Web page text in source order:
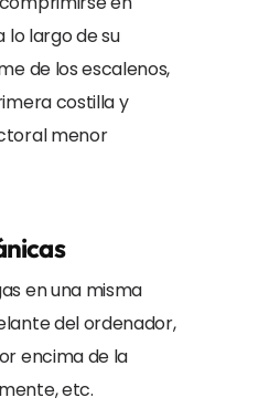
lo largo de su
de los escalenos,
costilla y
menor
en una misma
del ordenador,
encima de la
etc.